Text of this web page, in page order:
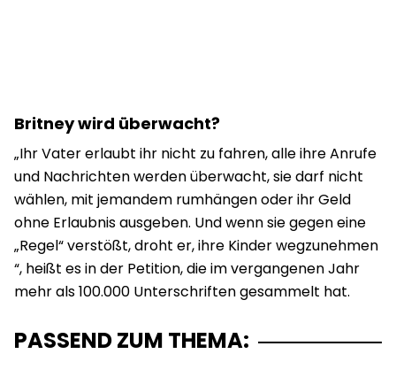
Britney wird überwacht?
„Ihr Vater erlaubt ihr nicht zu fahren, alle ihre Anrufe
und Nachrichten werden überwacht, sie darf nicht
wählen, mit jemandem rumhängen oder ihr Geld
ohne Erlaubnis ausgeben. Und wenn sie gegen eine
„Regel“ verstößt, droht er, ihre Kinder wegzunehmen
“, heißt es in der Petition, die im vergangenen Jahr
mehr als 100.000 Unterschriften gesammelt hat.
PASSEND ZUM THEMA: